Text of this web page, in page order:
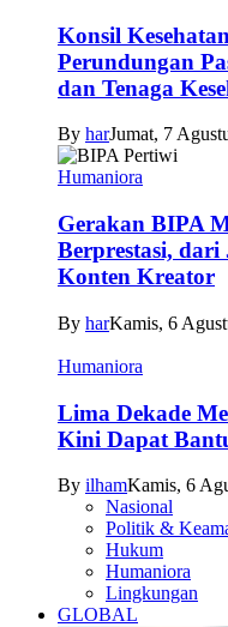
Konsil
Perundungan
dan Tenaga
By harJumat, 7
Humaniora
Gerakan BIPA
Berprestasi,
Konten Kreator
By harKamis, 6
Humaniora
Lima Dekade
Kini Dapat
By ilhamKamis, 6
Nasional
Politik &
Hukum
Humaniora
Lingkungan
GLOBAL